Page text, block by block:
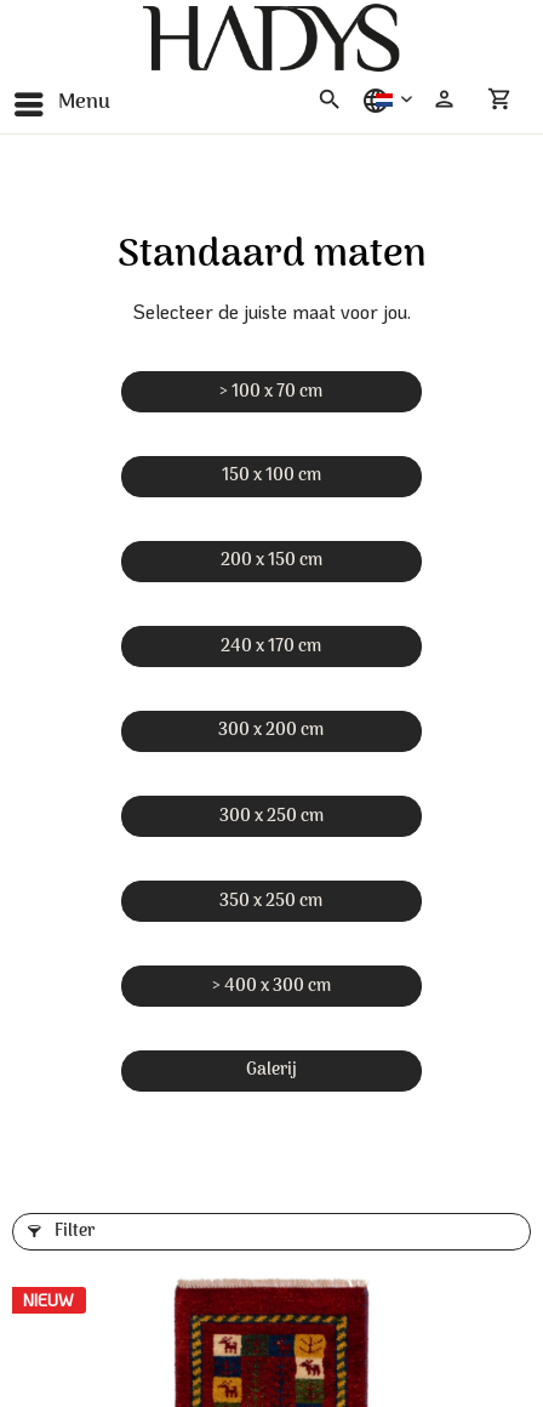
Menu nederlands
Standaard maten
Selecteer de juiste maat voor jou.
150 x 100 cm
> 100 x 70 cm
200 x 150 cm
240 x 170 cm
300 x 200 cm
300 x 250 cm
> 400 x 300 cm
350 x 250 cm
Galerij
Filter
NIEUW